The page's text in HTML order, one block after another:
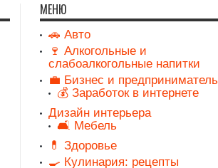
МЕНЮ
🚗 Авто
🍷 Алкогольные и
слабоалкогольные напитки
💼 Бизнес и
💰 Заработок в интернете
Дизайн интерьера
🛋️ Мебель
💊 Здоровье
🍳 Кулинария: рецепты